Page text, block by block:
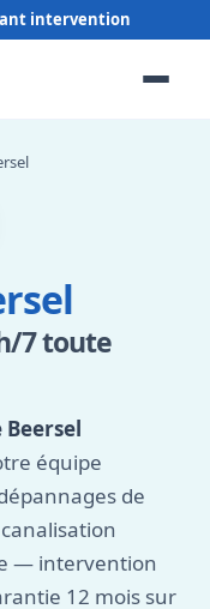
7 toute
équipe
de
— intervention
12 mois sur